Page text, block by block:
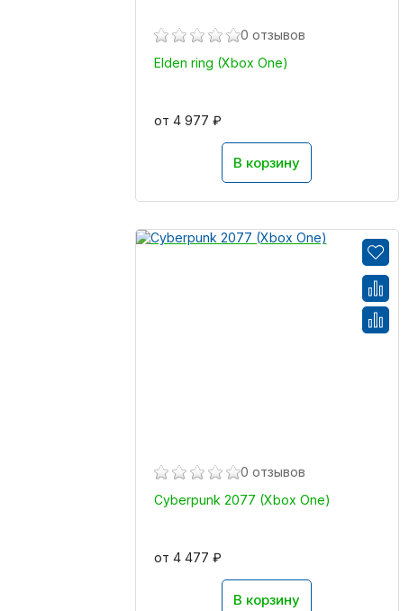
0 отзывов
Elden ring (Xbox One)
от 4 977 ₽
В корзину
0 отзывов
Cyberpunk 2077 (Xbox One)
от 4 477 ₽
В корзину